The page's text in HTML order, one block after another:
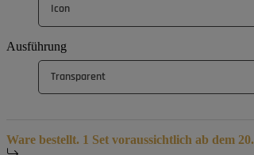
Icon
Ausführung
Transparent
Ware bestellt. 1 Set voraussichtlich ab dem